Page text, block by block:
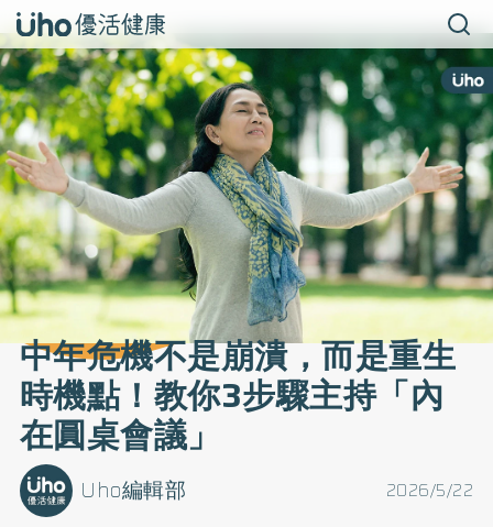
中年危機不是崩潰，而是重生
時機點！教你3步驟主持「內
在圓桌會議」
2026/5/22
Uho編輯部